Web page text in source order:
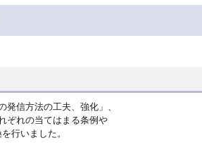
信方法の工夫、強化」、
ぞれの当てはまる条例や
行いました。